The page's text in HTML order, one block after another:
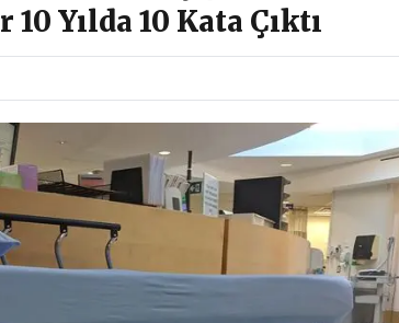
Yılda 10 Kata Çıktı